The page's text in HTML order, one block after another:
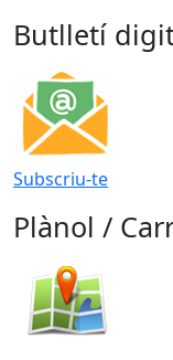
Butlletí
Subscriu-te
Plànol /